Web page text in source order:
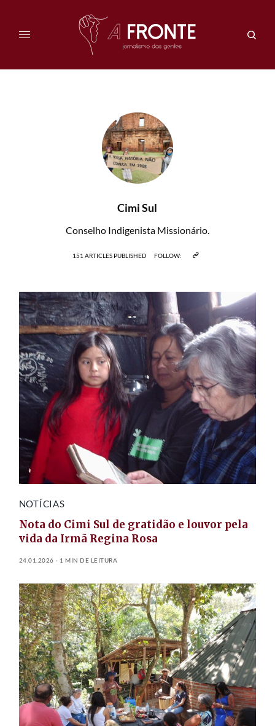
Cimi Sul
Conselho Indigenista Missionário.
151 ARTICLES PUBLISHED FOLLOW:
NOTÍCIAS
Nota do Cimi Sul de gratidão e louvor pela
vida da Irmã Regina Rosa
24.01.2026 1 MIN DE LEITURA